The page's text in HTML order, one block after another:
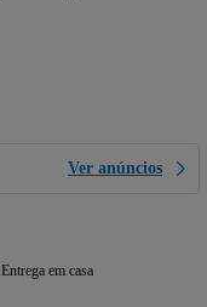
Ver anúncios
Entrega em casa